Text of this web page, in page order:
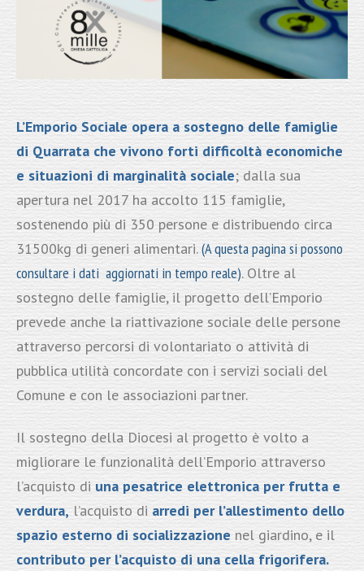
L’Emporio Sociale opera a sostegno delle famiglie
di Quarrata che vivono forti difficoltà economiche
e situazioni di marginalità sociale; dalla sua
apertura nel 2017 ha accolto 115 famiglie,
sostenendo più di 350 persone e distribuendo circa
31500kg di generi alimentari.(A questa pagina si possono
consultare i dati aggiornati in tempo reale). Oltre al
sostegno delle famiglie, il progetto dell’Emporio
prevede anche la riattivazione sociale delle persone
attraverso percorsi di volontariato o attività di
pubblica utilità concordate con i servizi sociali del
Comune e con le associazioni partner.
Il sostegno della Diocesi al progetto è volto a
migliorare le funzionalità dell’Emporio attraverso
l’acquisto di una pesatrice elettronica per frutta e
verdura,l’acquisto di arredi per l’allestimento dello
spazio esterno di socializzazione nel giardino, e il
contributo per l’acquisto di una cella frigorifera.